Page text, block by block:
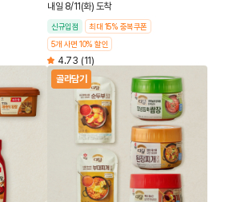
내일 8/11(화) 도착
신규입점
최대 15% 중복쿠폰
5개 사면 10% 할인
4.73 (11)
골라담기